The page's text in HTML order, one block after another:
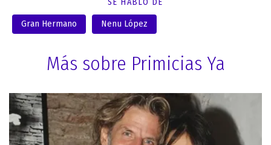
Gran Hermano Nenu López
Más sobre Primicias Ya